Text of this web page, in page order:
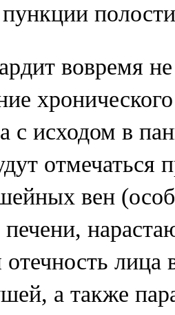
вовремя
с исходом в
отмечаться
вен
печени,
лица
а также